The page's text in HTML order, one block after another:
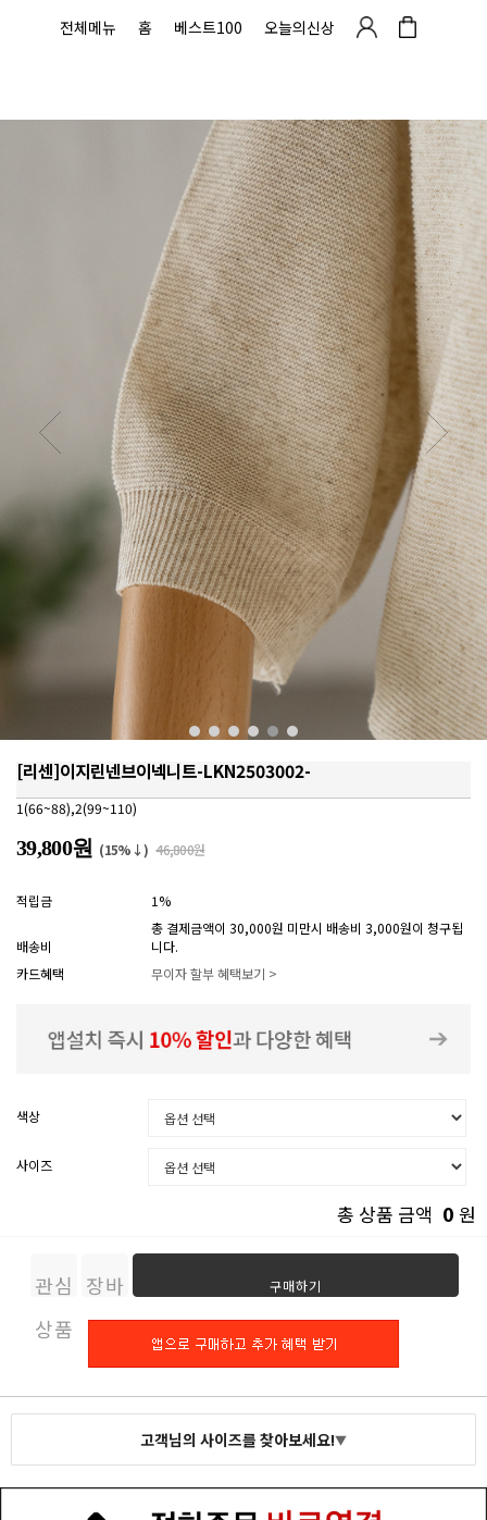
전체메뉴 홈 베스트100 오늘의신상
[리센]이지린넨브이넥니트-LKN2503002-
1(66~88),2(99~110)
39,800원 (15%↓) 46,800원
적립금 1%
배송비
총 결제금액이 30,000원 미만시 배송비 3,000원이 청구됩
니다.
카드혜택
무이자 할부 혜택보기 >
색상
사이즈
총 상품 금액 0 원
관심
상품
장바
구니
구매하기
고객님의 사이즈를 찾아보세요!▼